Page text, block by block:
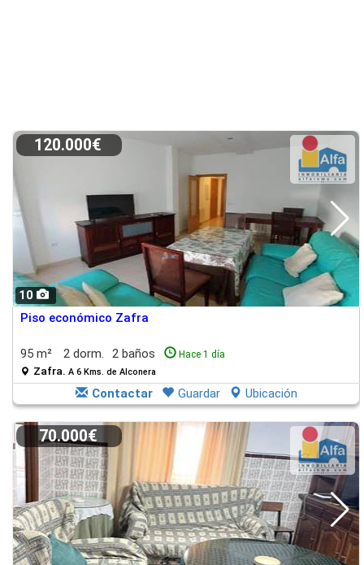
10
120.000€
Piso económico Zafra
95 m² 2 dorm. 2 baños Hace 1 día
Zafra. A 6 Kms. de Alconera
Contactar Guardar Ubicación
70.000€